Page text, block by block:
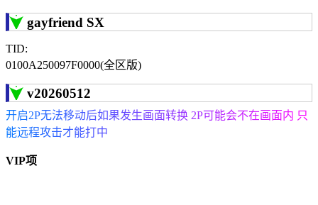
gayfriend SX
TID:
0100A250097F0000(全区版)
v20260512
开启2P无法移动后如果发生画面转换 2P可能会不在画面内 只
能远程攻击才能打中
VIP项